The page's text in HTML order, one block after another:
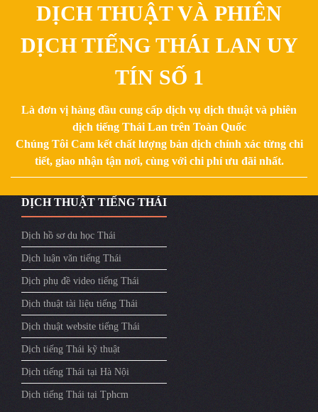
DỊCH THUẬT VÀ PHIÊN
DỊCH TIẾNG THÁI LAN UY
TÍN SỐ 1
Là đơn vị hàng đầu cung cấp dịch vụ dịch thuật và phiên
dịch tiếng Thái Lan trên Toàn Quốc
Chúng Tôi Cam kết chất lượng bản dịch chính xác từng chi
tiết, giao nhận tận nơi, cùng với chi phí ưu đãi nhất.
DỊCH THUẬT TIẾNG THÁI
Dịch hồ sơ du học Thái
Dịch luận văn tiếng Thái
Dịch phụ đề video tiếng Thái
Dịch thuật tài liệu tiếng Thái
Dịch thuật website tiếng Thái
Dịch tiếng Thái kỹ thuật
Dịch tiếng Thái tại Hà Nội
Dịch tiếng Thái tại Tphcm